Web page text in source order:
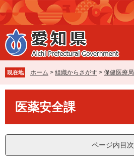
ペ
ー
ジ
の
先
で
す
。
メ
ニ
ュ
ー
を
ば
し
て
現在地 ホーム > 組織からさがす > 保健医療局
医薬安全課
ページ内目次